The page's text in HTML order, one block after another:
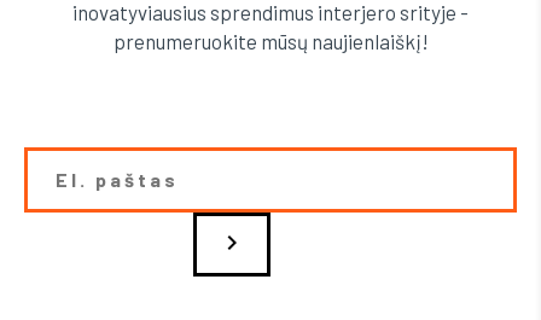
inovatyviausius sprendimus interjero srityje -
prenumeruokite mūsų naujienlaiškį!
chevron_right